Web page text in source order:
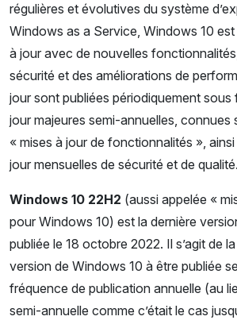
régulières et évolutives du système
Windows as a Service, Windows 10
à jour avec de nouvelles
sécurité et des améliorations de
jour sont publiées périodiquement sous
jour majeures semi-annuelles, connues
« mises à jour de fonctionnalités »,
jour mensuelles de sécurité et de qualité.
Windows 10 22H2 (aussi appelée «
pour Windows 10) est la dernière
publiée le 18 octobre 2022. Il s’agit de
version de Windows 10 à être publiée
fréquence de publication annuelle (au
semi-annuelle comme c’était le cas